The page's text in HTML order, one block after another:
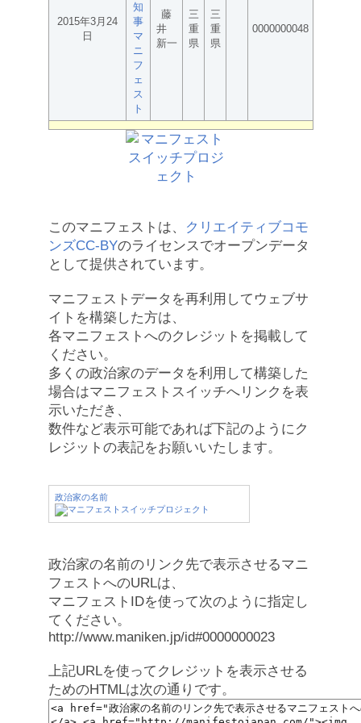
2015年3月24
日
知
事
マ
ニ
フ
ェ
ス
ト
藤
井
新一
三
重
県
三
重
県
0000000048
このマニフェストは、
クリエイティブコモ
ンズCC-BYのライセンスでオープンデータ
として提供されています。
マニフェストデータを再利用してウェブサ
イトを構築した方は、
各マニフェストへのクレジットを掲載して
ください。
多くの政治家のデータを利用して構築した
場合はマニフェストスイッチへリンクを表
示いただき、
数件など表示可能であれば下記のようにク
レジットの表記をお願いいたします。
政治家の名前
政治家の名前のリンク先で表示させるマニ
フェストへのURLは、
マニフェストIDを使って次のように指定し
てください。
http://www.maniken.jp/id#0000000023
上記URLを使ってクレジットを表示させる
ためのHTMLは次の通りです。